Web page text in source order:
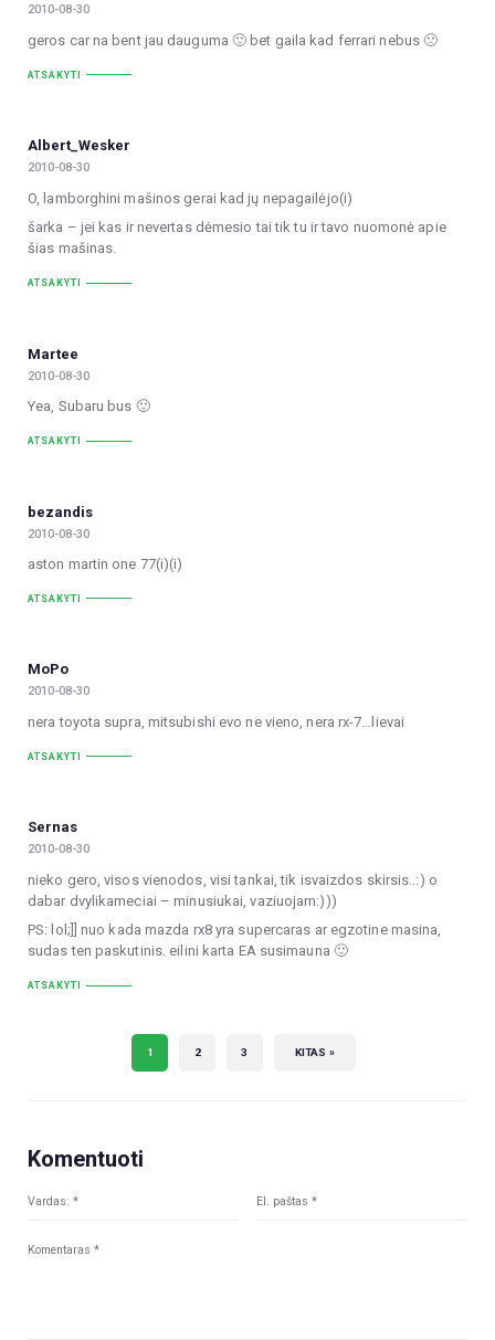
2010-08-30
geros car na bent jau dauguma 🙂 bet gaila kad ferrari nebus 🙁
ATSAKYTI
Albert_Wesker
2010-08-30
O, lamborghini mašinos gerai kad jų nepagailėjo(i)
šarka – jei kas ir nevertas dėmesio tai tik tu ir tavo nuomonė apie
šias mašinas.
ATSAKYTI
Martee
2010-08-30
Yea, Subaru bus 🙂
ATSAKYTI
bezandis
2010-08-30
aston martin one 77(i)(i)
ATSAKYTI
MoPo
2010-08-30
nera toyota supra, mitsubishi evo ne vieno, nera rx-7…lievai
ATSAKYTI
Sernas
2010-08-30
nieko gero, visos vienodos, visi tankai, tik isvaizdos skirsis..:) o
dabar dvylikameciai – minusiukai, vaziuojam:)))
PS: lol;]] nuo kada mazda rx8 yra supercaras ar egzotine masina,
sudas ten paskutinis. eilini karta EA susimauna 🙂
ATSAKYTI
1 2 3 KITAS »
Komentuoti